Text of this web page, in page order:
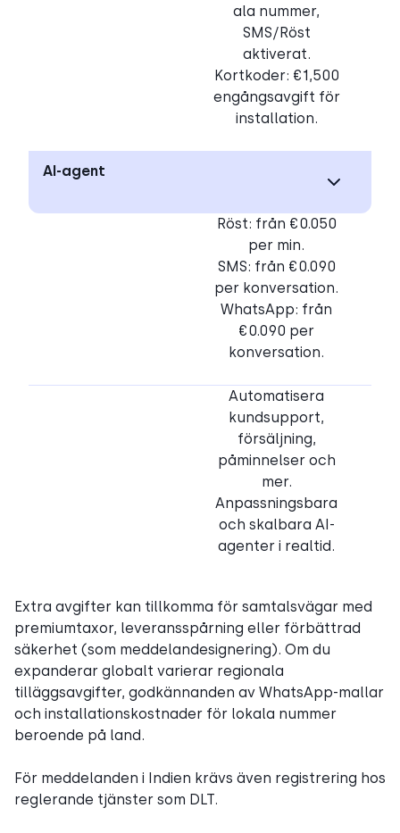
ala nummer,
SMS/Röst
aktiverat.
Kortkoder: €1,500
engångsavgift för
installation.
AI-agent
Röst: från €0.050
per min.
SMS: från €0.090
per konversation.
WhatsApp: från
€0.090 per
konversation.
Automatisera
kundsupport,
försäljning,
påminnelser och
mer.
Anpassningsbara
och skalbara AI-
agenter i realtid.
Extra avgifter kan tillkomma för samtalsvägar med
premiumtaxor, leveransspårning eller förbättrad
säkerhet (som meddelandesignering). Om du
expanderar globalt varierar regionala
tilläggsavgifter, godkännanden av WhatsApp-mallar
och installationskostnader för lokala nummer
beroende på land.
För meddelanden i Indien krävs även registrering hos
reglerande tjänster som DLT.